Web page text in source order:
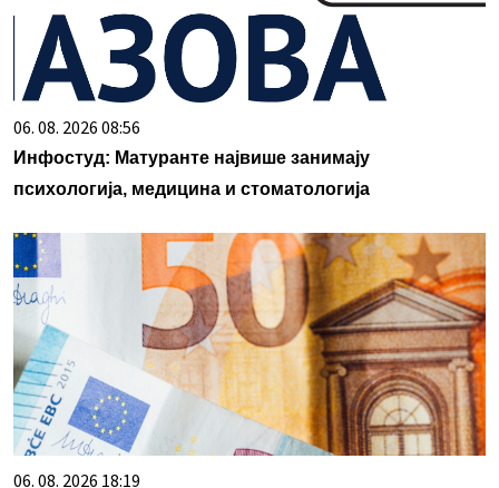
06. 08. 2026 08:56
Инфостуд: Матуранте највише занимају
психологија, медицина и стоматологија
06. 08. 2026 18:19